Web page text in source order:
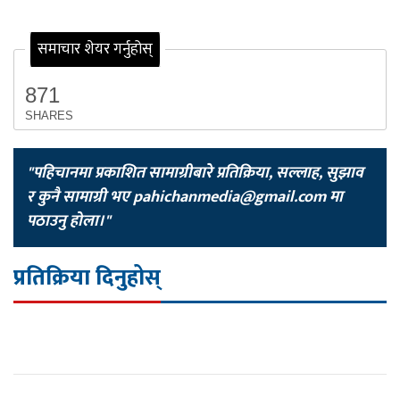
समाचार शेयर गर्नुहोस्
871
SHARES
"पहिचानमा प्रकाशित सामाग्रीबारे प्रतिक्रिया, सल्लाह, सुझाव
र कुनै सामाग्री भएpahichanmedia@gmail.comमा
पठाउनु होला।"
प्रतिक्रिया दिनुहोस्